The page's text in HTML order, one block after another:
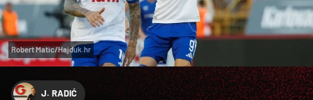
Robert Matic/Hajduk.hr
J. RADIĆ